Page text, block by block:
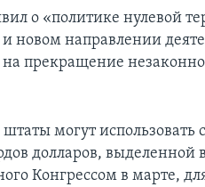
о «политике нулевой
новом направлении
прекращение
могут использовать
долларов, выделенной
Конгрессом в марте,